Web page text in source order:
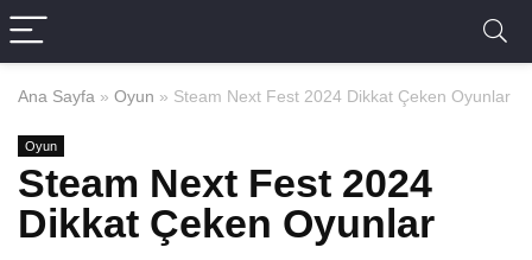
Ana Sayfa » Oyun » Steam Next Fest 2024 Dikkat Çeken Oyunlar
Oyun
Steam Next Fest 2024
Dikkat Çeken Oyunlar